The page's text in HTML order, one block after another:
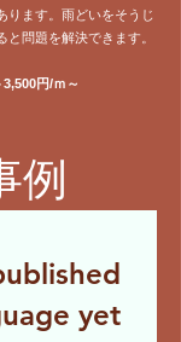
ります。雨どいをそうじ
問題を解決できます。
円/ｍ～
例
yet